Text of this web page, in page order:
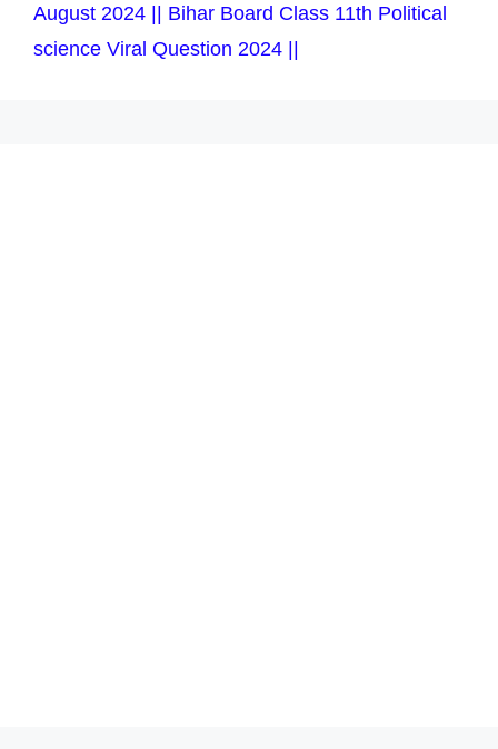
August 2024 || Bihar Board Class 11th Political
science Viral Question 2024 ||